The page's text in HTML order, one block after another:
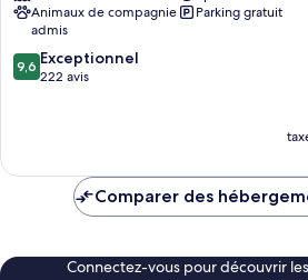
des
Vins
by
IHG
Animaux de compagnie
admis
Parking gratuit
9.6
sur
9,6 Exceptionnel
222 avis
Comparer des
Connectez-vous pour découvrir